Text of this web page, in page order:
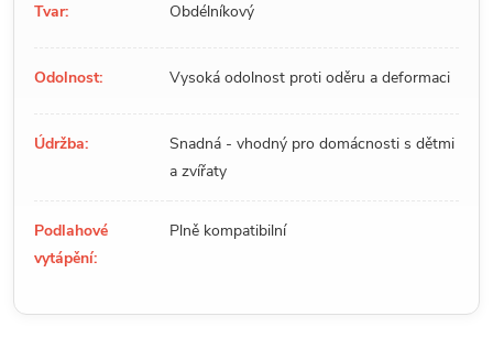
Tvar: Obdélníkový
Odolnost: Vysoká odolnost proti oděru a deformaci
Údržba:
Snadná - vhodný pro domácnosti s dětmi
a zvířaty
Podlahové
vytápění:
Plně kompatibilní